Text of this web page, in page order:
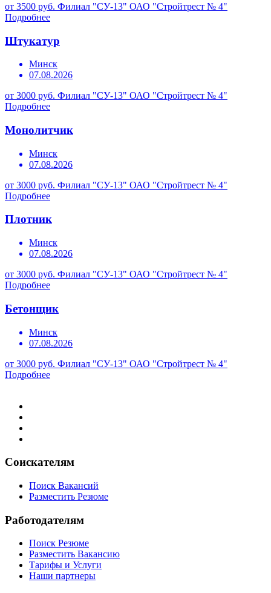
от 3500 руб. Филиал "СУ-13" ОАО "Стройтрест № 4"
Подробнее
Штукатур
Минск
07.08.2026
от 3000 руб. Филиал "СУ-13" ОАО "Стройтрест № 4"
Подробнее
Монолитчик
Минск
07.08.2026
от 3000 руб. Филиал "СУ-13" ОАО "Стройтрест № 4"
Подробнее
Плотник
Минск
07.08.2026
от 3000 руб. Филиал "СУ-13" ОАО "Стройтрест № 4"
Подробнее
Бетонщик
Минск
07.08.2026
от 3000 руб. Филиал "СУ-13" ОАО "Стройтрест № 4"
Подробнее
Соискателям
Поиск Вакансий
Разместить Резюме
Работодателям
Поиск Резюме
Разместить Вакансию
Тарифы и Услуги
Наши партнеры